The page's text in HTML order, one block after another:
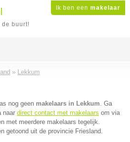
Ik ben een makelaar
buurt!
» Lekkum
nog geen makelaars in Lekkum. Ga
naar direct contact met makelaars om via
met meerdere makelaars tegelijk.
getoond uit de provincie Friesland.